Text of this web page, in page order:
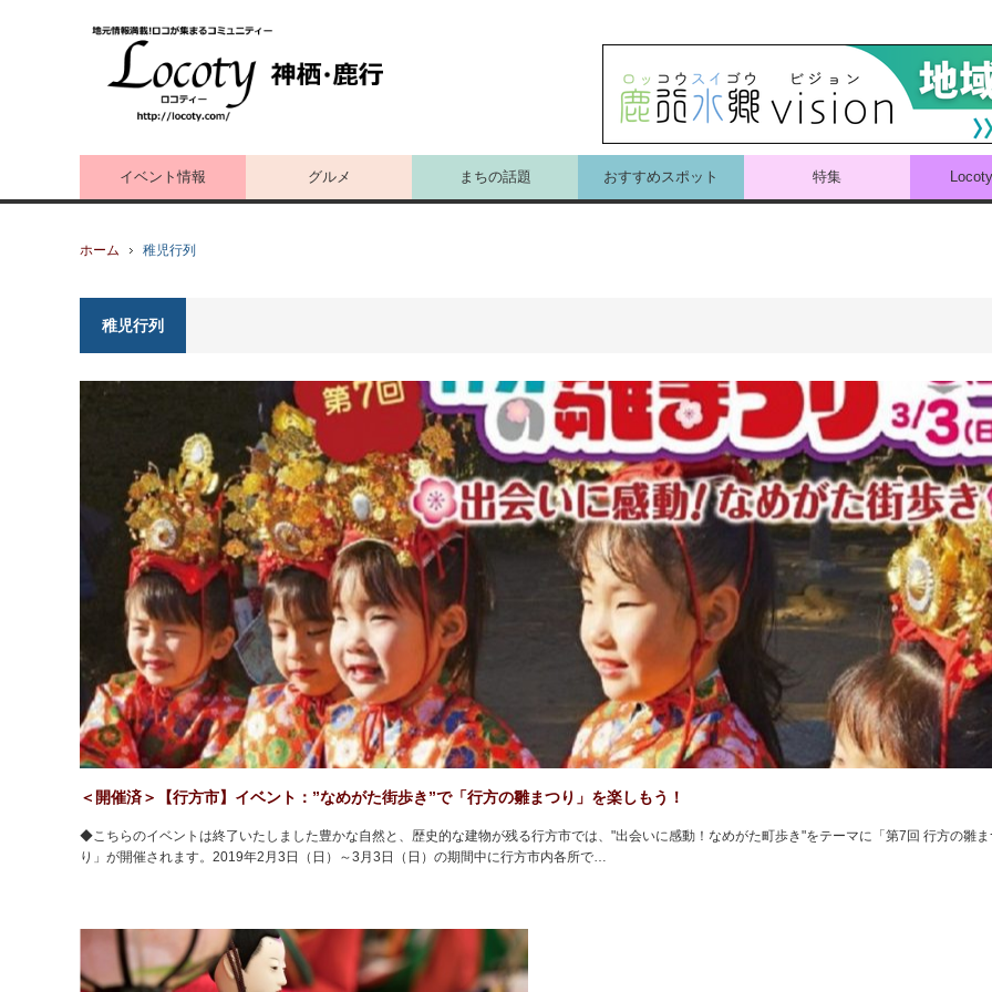
イベント情報 グルメ まちの話題 おすすめスポット 特集
ホーム 稚児行列
稚児行列
＜開催済＞【行方市】イベント：”なめがた街歩き”で「行方の雛まつり」を楽しもう！
◆こちらのイベントは終了いたしました豊かな自然と、歴史的な建物が残る行方市では、"出会いに感動！なめがた町歩き"をテーマに「第7回 行方の雛
り」が開催されます。2019年2月3日（日）～3月3日（日）の期間中に行方市内各所で…